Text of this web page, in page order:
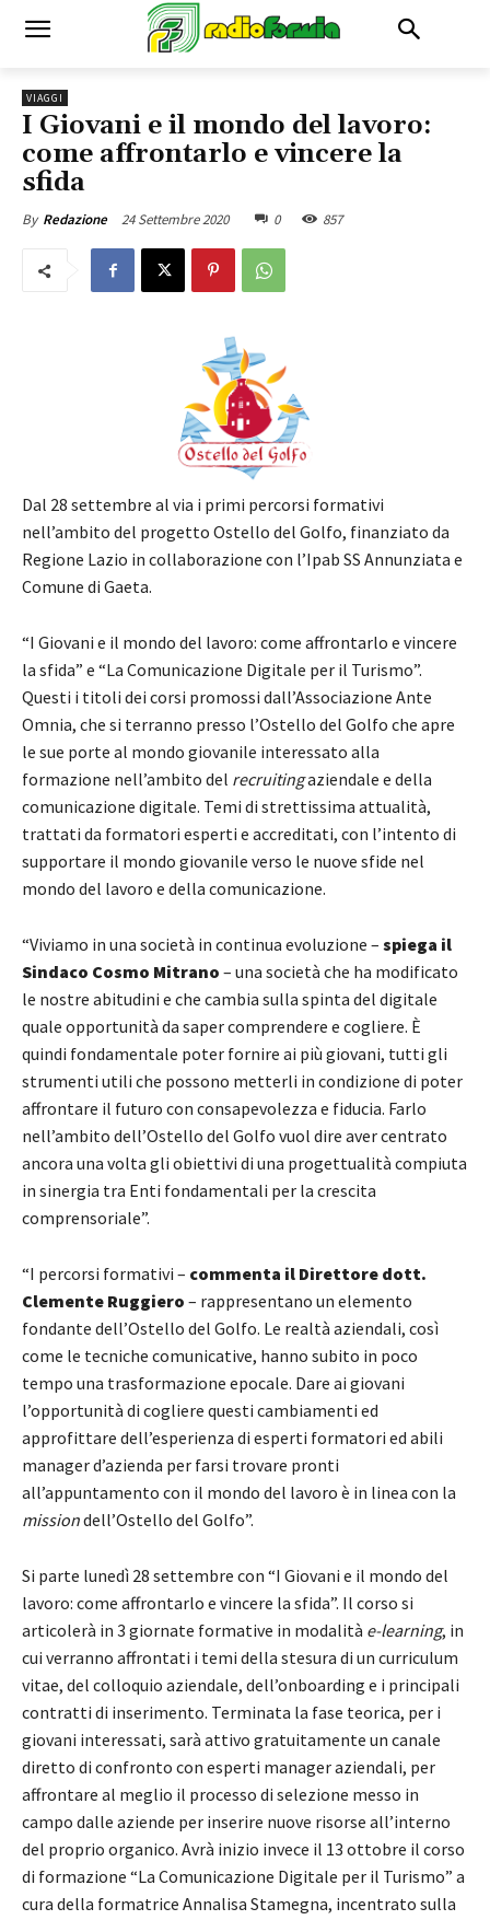
VIAGGI
I Giovani e il mondo del lavoro:
come affrontarlo e vincere la
sfida
By Redazione 24 Settembre 2020 0 857
Dal 28 settembre al via i primi percorsi formativi
nell’ambito del progetto Ostello del Golfo, finanziato da
Regione Lazio in collaborazione con l’Ipab SS Annunziata e
Comune di Gaeta.
“I Giovani e il mondo del lavoro: come affrontarlo e vincere
la sfida” e “La Comunicazione Digitale per il Turismo”.
Questi i titoli dei corsi promossi dall’Associazione Ante
Omnia, che si terranno presso l’Ostello del Golfo che apre
le sue porte al mondo giovanile interessato alla
formazione nell’ambito del recruitingaziendale e della
comunicazione digitale. Temi di strettissima attualità,
trattati da formatori esperti e accreditati, con l’intento di
supportare il mondo giovanile verso le nuove sfide nel
mondo del lavoro e della comunicazione.
“Viviamo in una società in continua evoluzione – spiega il
Sindaco Cosmo Mitrano – una società che ha modificato
le nostre abitudini e che cambia sulla spinta del digitale
quale opportunità da saper comprendere e cogliere. È
quindi fondamentale poter fornire ai più giovani, tutti gli
strumenti utili che possono metterli in condizione di poter
affrontare il futuro con consapevolezza e fiducia. Farlo
nell’ambito dell’Ostello del Golfo vuol dire aver centrato
ancora una volta gli obiettivi di una progettualità compiuta
in sinergia tra Enti fondamentali per la crescita
comprensoriale”.
“I percorsi formativi – commenta il Direttore dott.
Clemente Ruggiero – rappresentano un elemento
fondante dell’Ostello del Golfo. Le realtà aziendali, così
come le tecniche comunicative, hanno subito in poco
tempo una trasformazione epocale. Dare ai giovani
l’opportunità di cogliere questi cambiamenti ed
approfittare dell’esperienza di esperti formatori ed abili
manager d’azienda per farsi trovare pronti
all’appuntamento con il mondo del lavoro è in linea con la
missiondell’Ostello del Golfo”.
Si parte lunedì 28 settembre con “I Giovani e il mondo del
lavoro: come affrontarlo e vincere la sfida”. Il corso si
articolerà in 3 giornate formative in modalità e-learning, in
cui verranno affrontati i temi della stesura di un curriculum
vitae, del colloquio aziendale, dell’onboarding e i principali
contratti di inserimento. Terminata la fase teorica, per i
giovani interessati, sarà attivo gratuitamente un canale
diretto di confronto con esperti manager aziendali, per
affrontare al meglio il processo di selezione messo in
campo dalle aziende per inserire nuove risorse all’interno
del proprio organico. Avrà inizio invece il 13 ottobre il corso
di formazione “La Comunicazione Digitale per il Turismo” a
cura della formatrice Annalisa Stamegna, incentrato sulla